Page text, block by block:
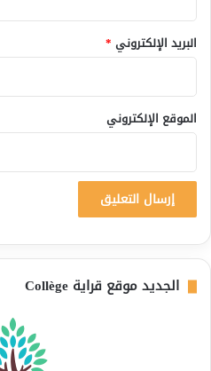
البريد الإلكتروني *
الموقع الإلكتروني
الجديد موقع قراية Collège